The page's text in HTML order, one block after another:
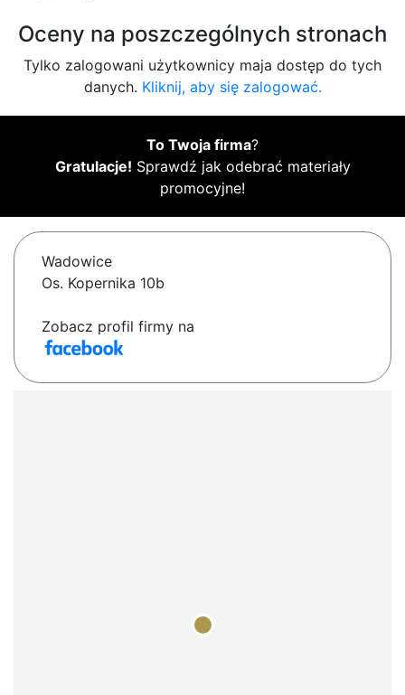
Oceny na poszczególnych stronach
Tylko zalogowani użytkownicy maja dostęp do tych
danych. Kliknij, aby się zalogować.
To Twoja firma?
Gratulacje! Sprawdź jak odebrać materiały
promocyjne!
Wadowice
Os. Kopernika 10b
Zobacz profil firmy na